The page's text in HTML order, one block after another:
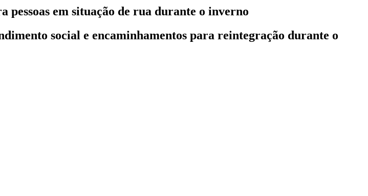
em situação de rua durante o inverno
social e encaminhamentos para reintegração durante o